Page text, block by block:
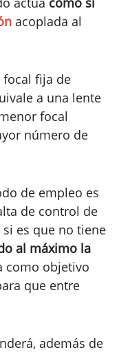
acoplada al
focal fija de
a una lente
focal
número de
de empleo es
de control de
es que no tiene
al máximo la
como objetivo
que entre
además de